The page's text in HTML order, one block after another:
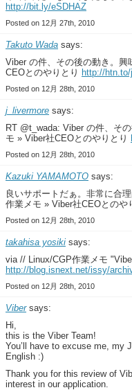
http://bit.ly/eSDHAZ
Posted on 12月 27th, 2010
Takuto Wada says:
Viber の件、その後の動き。
CEOとのやりとり http://
Posted on 12月 28th, 2010
j_livermore says:
RT @t_wada: Viber の件、そ
モ » Viber社CEOとのやりとり
Posted on 12月 28th, 2010
Kazuki YAMAMOTO says:
良いサポートだぁ。非常に合
作業メモ » Viber社CEOとのや
Posted on 12月 28th, 2010
takahisa yosiki says:
via // Linux/CGP作業メモ
http://blog.isnext.net/issy/
Posted on 12月 28th, 2010
Vibersays:
Hi,
this is the Viber Team!
You’ll have to excuse me, my
English :)
Thank you for this review of
interest in our application.